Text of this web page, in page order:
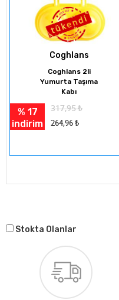
Coghlans
Coghlans 2li
Yumurta Taşıma
Kabı
% 17
indirim
317,95₺
264,96 ₺
Stokta Olanlar